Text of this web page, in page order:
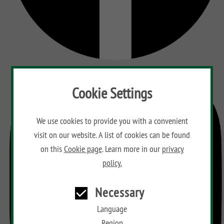
Cookie Settings
We use cookies to provide you with a convenient
visit on our website. A list of cookies can be found
on thisCookie page. Learn more in our privacy
policy.
Necessary
Language